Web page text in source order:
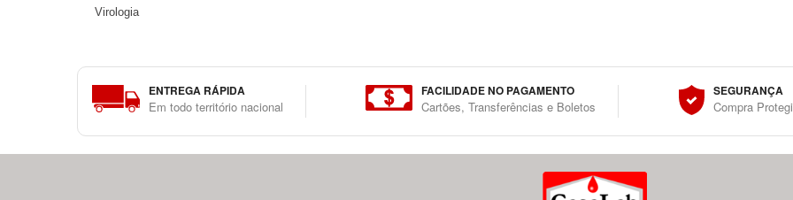
Virologia
ENTREGA RÁPIDA
Em todo território nacional
FACILIDADE NO PAGAMENTO
Cartões, Transferências e Boletos
SEGURANÇA
Compra